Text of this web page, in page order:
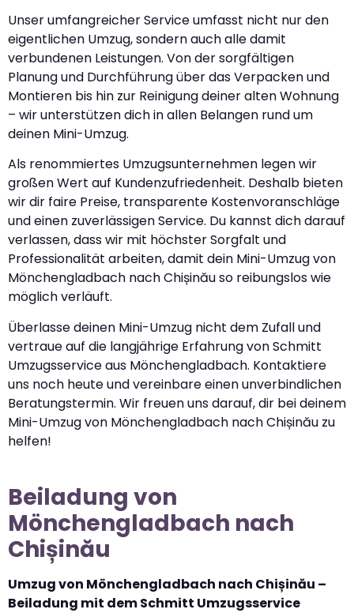
Unser umfangreicher Service umfasst nicht nur den
eigentlichen Umzug, sondern auch alle damit
verbundenen Leistungen. Von der sorgfältigen
Planung und Durchführung über das Verpacken und
Montieren bis hin zur Reinigung deiner alten Wohnung
– wir unterstützen dich in allen Belangen rund um
deinen Mini-Umzug.
Als renommiertes Umzugsunternehmen legen wir
großen Wert auf Kundenzufriedenheit. Deshalb bieten
wir dir faire Preise, transparente Kostenvoranschläge
und einen zuverlässigen Service. Du kannst dich darauf
verlassen, dass wir mit höchster Sorgfalt und
Professionalität arbeiten, damit dein Mini-Umzug von
Mönchengladbach nach Chișinău so reibungslos wie
möglich verläuft.
Überlasse deinen Mini-Umzug nicht dem Zufall und
vertraue auf die langjährige Erfahrung von Schmitt
Umzugsservice aus Mönchengladbach. Kontaktiere
uns noch heute und vereinbare einen unverbindlichen
Beratungstermin. Wir freuen uns darauf, dir bei deinem
Mini-Umzug von Mönchengladbach nach Chișinău zu
helfen!
Beiladung von
Mönchengladbach nach
Chișinău
Umzug von Mönchengladbach nach Chișinău –
Beiladung mit dem Schmitt Umzugsservice